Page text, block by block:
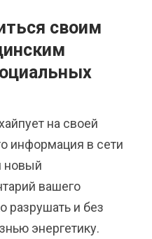
своим
на своей
информация в сети
новый
вашего
разрушать и без
энергетику.